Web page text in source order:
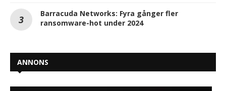
Barracuda Networks: Fyra gånger fler
ransomware-hot under 2024
ANNONS